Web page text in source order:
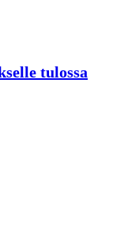
tulossa